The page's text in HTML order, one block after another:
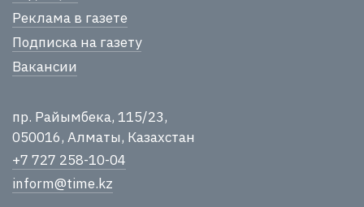
Реклама в газете
Подписка на газету
Вакансии
пр. Райымбека, 115/23,
050016, Алматы, Казахстан
+7 727 258-10-04
inform@time.kz